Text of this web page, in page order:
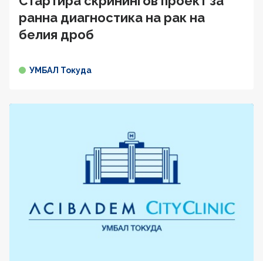
ранна диагностика на рак на
белия дроб
УМБАЛ Токуда